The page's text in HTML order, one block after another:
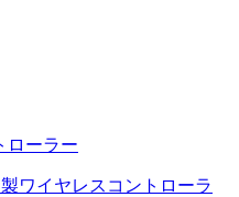
ローラー
ワイヤレスコントローラ